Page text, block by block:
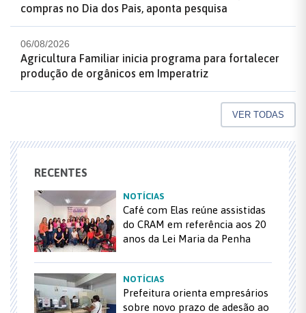
compras no Dia dos Pais, aponta pesquisa
06/08/2026
Agricultura Familiar inicia programa para fortalecer
produção de orgânicos em Imperatriz
VER TODAS
RECENTES
NOTÍCIAS
Café com Elas reúne assistidas
do CRAM em referência aos 20
anos da Lei Maria da Penha
NOTÍCIAS
Prefeitura orienta empresários
sobre novo prazo de adesão ao